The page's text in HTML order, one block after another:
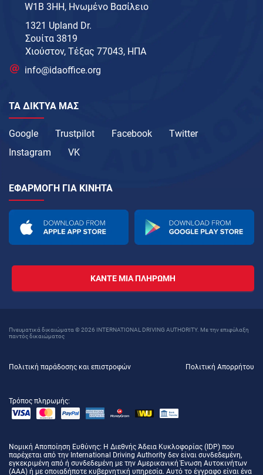
W1B 3HH, Ηνωμένο Βασίλειο
1321 Upland Dr.
Σουίτα 3819
Χιούστον, Τέξας 77043, ΗΠΑ
info@idaoffice.org
ΤΑ ΔΊΚΤΥΑ ΜΑΣ
Google Trustpilot Facebook
Twitter
Instagram
VK
ΕΦΑΡΜΟΓΉ ΓΙΑ ΚΙΝΗΤΆ
ΚΆΝΤΕ ΜΙΑ ΠΛΗΡΩΜΉ
Πνευματικά δικαιώματα © 2026 INTERNATIONAL DRIVING AUTHORITY. Με την επιφύλαξη
παντός δικαιώματος
Πολιτική παράδοσης και επιστροφών Πολιτική Απορρήτου
Τρόπος πληρωμής:
Νομική Αποποίηση Ευθύνης: Η Διεθνής Άδεια Κυκλοφορίας (IDP) που
παρέχεται από την International Driving Authority δεν είναι συνδεδεμένη,
εγκεκριμένη από ή συνδεδεμένη με την Αμερικανική Ένωση Αυτοκινήτων
(AAA) ή με οποιαδήποτε κυβερνητική υπηρεσία. Αυτό το έγγραφο είναι ένα